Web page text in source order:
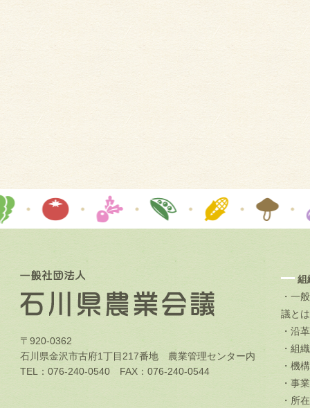
〒920-0362
石川県金沢市古府1丁目217番地 農業管理センター内
TEL：076-240-0540 FAX：076-240-0544
組
・一
議とは
・沿革
・組
・機
・事
・所